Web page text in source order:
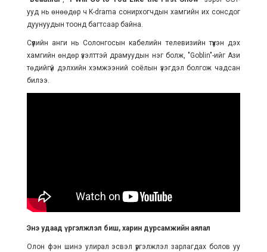
ууд нь өнөөдөр ч K-drama сонирхогчдын хамгийн их сонсдог
дуунуудын тоонд багтсаар байна.
Сүүлийн анги нь Солонгосын кабелийн телевизийн түүхэн дэх
хамгийн өндөр үзэлттэй драмуудын нэг болж, "Goblin"-ийг Ази
төдийгүй дэлхийн хэмжээний соёлын үзэгдэл болгож чадсан
билээ.
Энэ удаад үргэлжлэл биш, харин дурсамжийн аялал
Олон фэн шинэ улирал эсвэл үргэлжлэл зарлагдах болов уу